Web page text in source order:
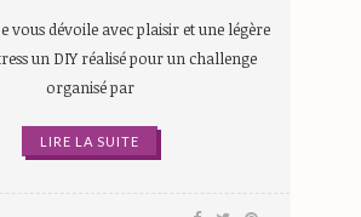
vous dévoile avec plaisir et une légère
un DIY réalisé pour un challenge
organisé par
LIRE LA SUITE